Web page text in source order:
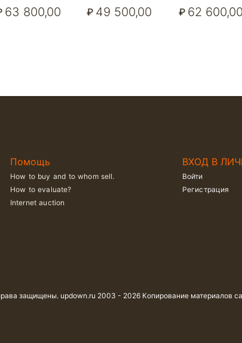
63 800,00 ₽ 49 500,00 ₽ 62 600,00
Помощь
How to buy and to whom sell.
How to evaluate?
Internet auction
ВХОД В
Войти
Регистрация
защищены. updown.ru 2003 - 2026 Копирование материалов